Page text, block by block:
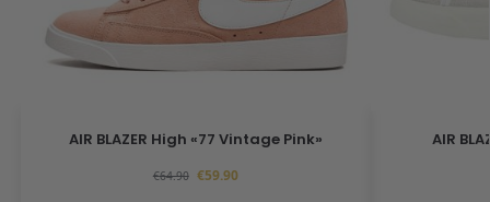
AIR BLAZER High «77 Vintage Pink»
€64.90 €59.90
AIR